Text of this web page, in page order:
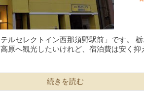
ルセレクトイン西那須野駅前」です。
原へ観光したいけれど、宿泊費は安く
続きを読む